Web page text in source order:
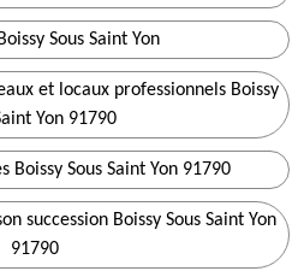
Sous Saint Yon
et locaux professionnels Boissy
Yon 91790
Boissy Sous Saint Yon 91790
succession Boissy Sous Saint Yon
91790